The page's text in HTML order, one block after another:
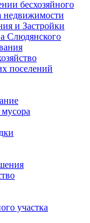
бесхозяйного
недвижимости
и Застройки
Слюдянского
поселений
участка